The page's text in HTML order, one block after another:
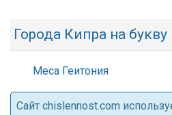
Города Кипра на
Меса Геитония
Cайт chislennost.com